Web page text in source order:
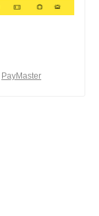
PayMaster